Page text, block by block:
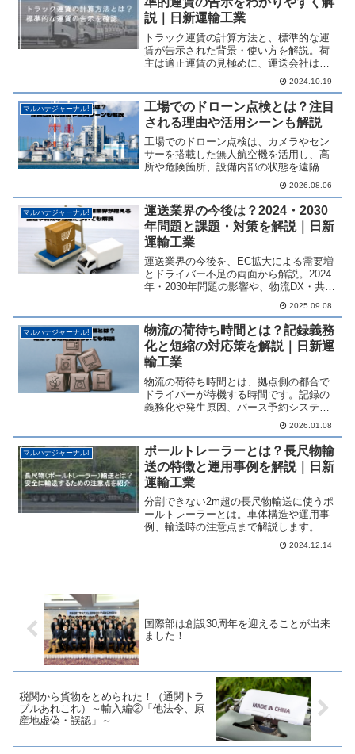
説｜日新運輸工業
トラック運賃の計算方法と、標準的な運
賃が告示された背景・使い方を解説。荷
主は適正運賃の見極めに、運送会社は適
正請求に役立つ実務知識をわかりやすく
2024.10.19
マルハナジャーナル!
工場でのドローン点検とは？注目
される理由や活用シーンも解説
工場でのドローン点検は、カメラやセン
サーを搭載した無人航空機を活用し、高
所や危険箇所、設備内部の状態を遠隔で
確認できる点検手法です。この記事で
は、工場でのドローン点検の概要や注目
される理由、具体的な活用シーンについ
てわかりやすく解説します。ぜひ最後ま
でご覧ください。
2026.08.06
マルハナジャーナル!
運送業界の今後は？2024・2030
年問題と課題・対策を解説｜日新
運輸工業
運送業界の今後を、EC拡大による需要増
とドライバー不足の両面から解説。2024
年・2030年問題の影響や、物流DX・共同
輸送など有効な対策まで、わかりやすく
2025.09.08
マルハナジャーナル!
物流の荷待ち時間とは？記録義務
化と短縮の対応策を解説｜日新運
輸工業
物流の荷待ち時間とは、拠点側の都合で
ドライバーが待機する時間です。記録の
義務化や発生原因、バース予約システム
等の短縮策まで、物流のプロがわかりや
2026.01.08
マルハナジャーナル!
ポールトレーラーとは？長尺物輸
送の特徴と運用事例を解説｜日新
運輸工業
分割できない2m超の長尺物輸送に使うポ
ールトレーラーとは。車体構造や運用事
例、輸送時の注意点まで解説します。特
殊・長尺物輸送のご相談も承ります。
2024.12.14
国際部は創設30周年を迎えることが出来
ました！
税関から貨物をとめられた！（通関トラ
ブルあれこれ）～輸入編②「他法令、原
産地虚偽・誤認」～